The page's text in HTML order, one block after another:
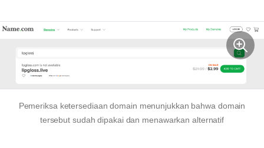
Pemeriksa ketersediaan domain menunjukkan bahwa domain
tersebut sudah dipakai dan menawarkan alternatif